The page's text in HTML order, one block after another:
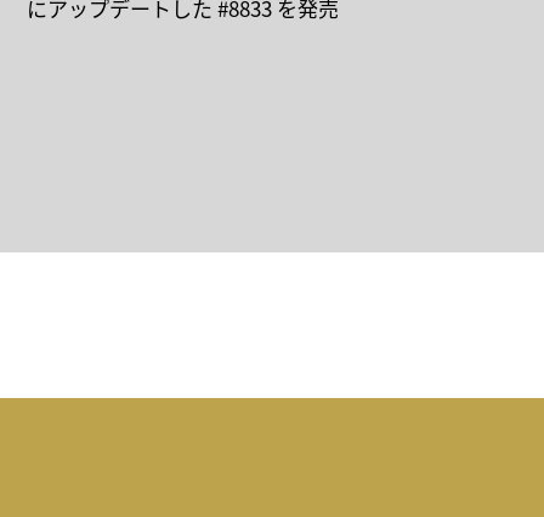
にアップデートした #8833 を発売